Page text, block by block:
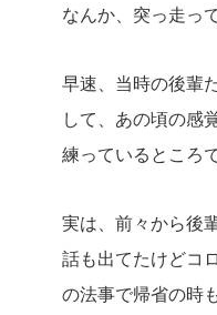
なんか、突っ走っ
早速、当時の後輩
して、あの頃の感
練っているところで
実は、前々から後
話も出てたけどコ
の法事で帰省の時